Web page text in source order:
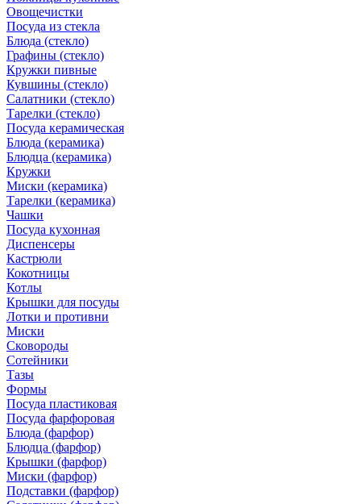
Овощечистки
Посуда из стекла
Блюда (стекло)
Графины (стекло)
Кружки пивные
Кувшины (стекло)
Салатники (стекло)
Тарелки (стекло)
Посуда керамическая
Блюда (керамика)
Блюдца (керамика)
Кружки
Миски (керамика)
Тарелки (керамика)
Чашки
Посуда кухонная
Диспенсеры
Кастрюли
Кокотницы
Котлы
Крышки для посуды
Лотки и противни
Миски
Сковороды
Сотейники
Тазы
Формы
Посуда пластиковая
Посуда фарфоровая
Блюда (фарфор)
Блюдца (фарфор)
Крышки (фарфор)
Миски (фарфор)
Подставки (фарфор)